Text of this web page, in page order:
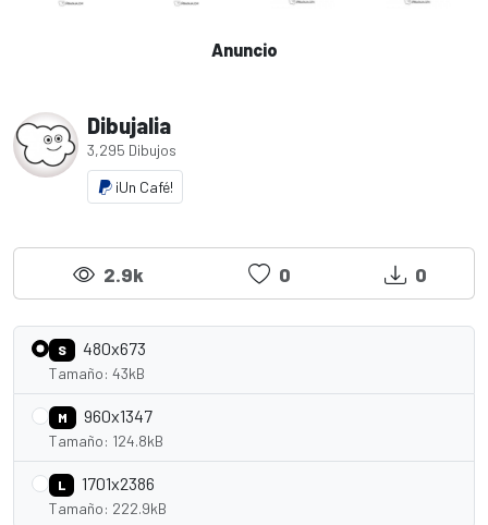
Anuncio
Dibujalia
3,295 Dibujos
¡Un Café!
2.9k 0 0
S 480x673
Tamaño: 43kB
M 960x1347
Tamaño: 124.8kB
L 1701x2386
Tamaño: 222.9kB